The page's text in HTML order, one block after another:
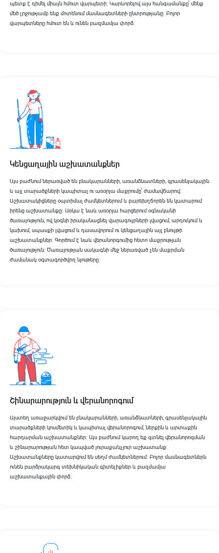
պետք է դիմել միայն հմուտ վարպետի։ Կարևորելով այս հանգամանքը՝ մենք
մեծ լրջությամբ ենք մոտենում մասնագետների ընտրությանը։ Բոլոր
վարպետները հմուտ են և ունեն բազմամյա փորձ։
Կենցաղային աշխատանքներ
Այս բաժնում ներառված են բնակարանների, առանձնատների, գրասենյակային
և այլ տարածքների կապիտալ ու առօրյա մաքրումը՝ ժամավճարով։
Աշխատակիցները օպտիմալ ժամկետներում և բարեխղճորեն են կատարում
իրենց աշխատանքը։ Առկա է նաև առօրյա հարցերում օգնականի
ծառայություն, ով կօգնի իրականացնել վարագույրների լվացում, արդուկում և
կախում, սպասքի լվացում և դասավորում ու կենցաղային այլ բնույթի
աշխատանքներ։ Գործում է նաև վերանորգումից հետո մաքրության
ծառայություն։ Ծառայության սակագնի մեջ ներառված չեն մաքրման
ժամանակ օգտագործվող նյութերը։
Շինարարություն և վերանորոգում
Այստեղ առաջարկվում են բնակարանների, առանձնատների, գրասենյակային
տարածքների կոսմետիկ և կապիտալ վերանորոգում, ներքին և արտաքին
հարդարման աշխատանքներ։ Այս բաժնում կարող եք գտնել վերանորոգման
և շինարարության հետ կապված յուրաքանչյուր աշխատանք։
Աշխատանքները կատարվում են սեղմ ժամկետներում։ Բոլոր մասնագետներն
ունեն բարձրակարգ տեխնիկական գիտելիքներ և բազմամյա
աշխատանքային փորձ։